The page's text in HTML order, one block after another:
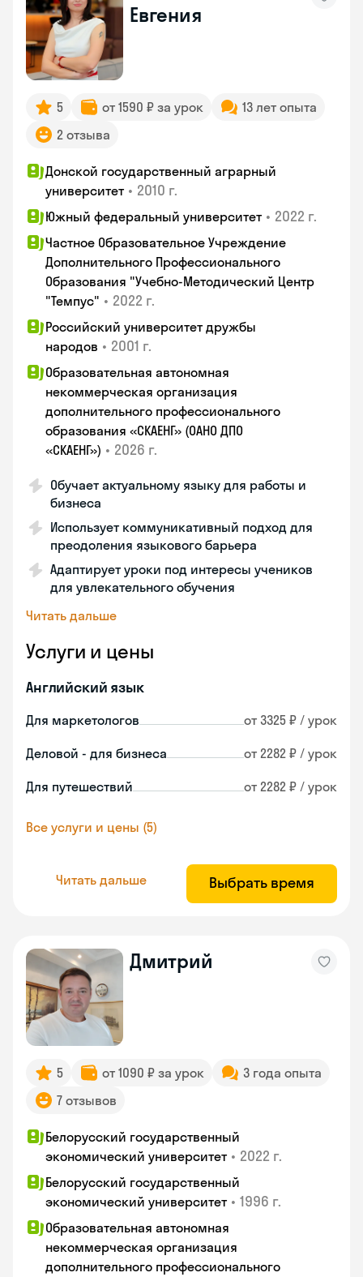
Евгения
5 от 1590 ₽ за урок
13 лет опыта
2 отзыва
Донской государственный аграрный
университет • 2010 г.
Южный федеральный университет • 2022 г.
Частное Образовательное Учреждение
Дополнительного Профессионального
Образования "Учебно-Методический Центр
"Темпус" • 2022 г.
Российский университет дружбы
народов • 2001 г.
Образовательная автономная
некоммерческая организация
дополнительного профессионального
образования «СКАЕНГ» (ОАНО ДПО
«СКАЕНГ») • 2026 г.
Обучает актуальному языку для работы и
бизнеса
Использует коммуникативный подход для
преодоления языкового барьера
Адаптирует уроки под интересы учеников
для увлекательного обучения
Читать дальше
Услуги и цены
Английский язык
Для маркетологов от 3325 ₽ / урок
Деловой - для бизнеса от 2282 ₽ / урок
Для путешествий от 2282 ₽ / урок
Все услуги и цены (5)
Читать дальше Выбрать время
Дмитрий
5 от 1090 ₽ за урок
3 года опыта
7 отзывов
Белорусский государственный
экономический университет • 2022 г.
Белорусский государственный
экономический университет • 1996 г.
Образовательная автономная
некоммерческая организация
дополнительного профессионального